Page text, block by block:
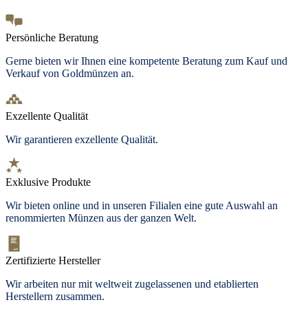
Persönliche Beratung
Gerne bieten wir Ihnen eine kompetente Beratung zum Kauf und
Verkauf von Goldmünzen an.
Exzellente Qualität
Wir garantieren exzellente Qualität.
Exklusive Produkte
Wir bieten online und in unseren Filialen eine gute Auswahl an
renommierten Münzen aus der ganzen Welt.
Zertifizierte Hersteller
Wir arbeiten nur mit weltweit zugelassenen und etablierten
Herstellern zusammen.